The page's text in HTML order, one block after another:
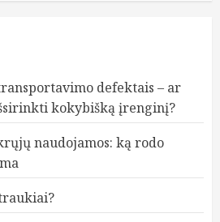
defektais – ar
kokybišką įrenginį?
naudojamos: ką rodo